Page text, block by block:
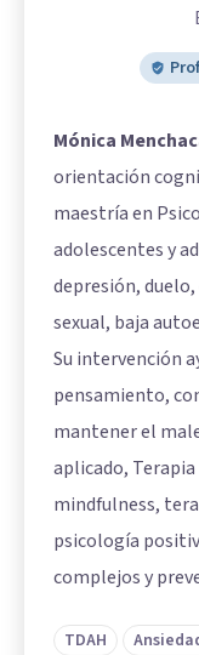
Mónica
orientación
maestría en
adolescentes y
depresión,
sexual, baja
Su intervención
pensamiento,
mantener el
aplicado,
mindfulness,
psicología
complejos y
TDAH